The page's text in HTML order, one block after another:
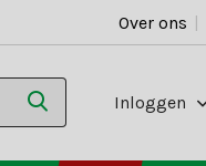
Over ons |
Inloggen